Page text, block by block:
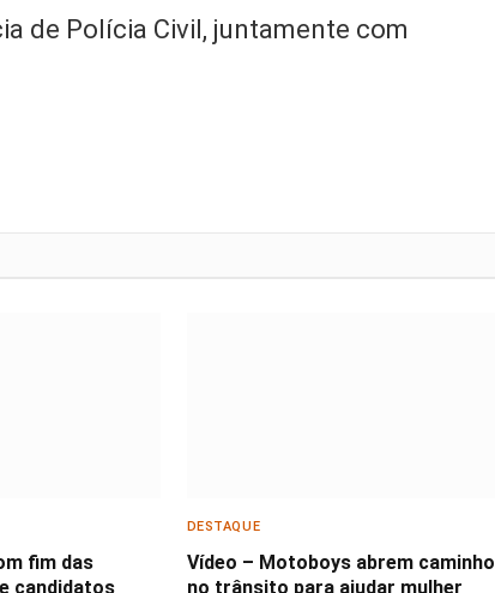
de Polícia Civil, juntamente com
fim das
candidatos
DESTAQUE
Vídeo – Motoboys abrem caminho
no trânsito para ajudar mulher